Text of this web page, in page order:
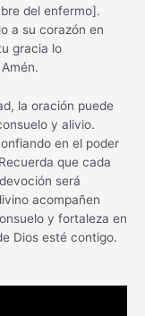
del enfermo].
a su corazón en
gracia lo
la oración puede
y alivio.
en el poder
que cada
será
acompañen
y fortaleza en
Dios esté contigo.